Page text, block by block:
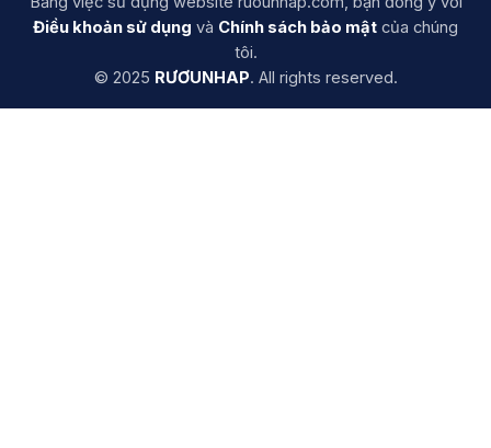
Điều khoản sử dụng và Chính sách bảo mật của chúng
tôi.
© 2025 RƯƠUNHAP. All rights reserved.